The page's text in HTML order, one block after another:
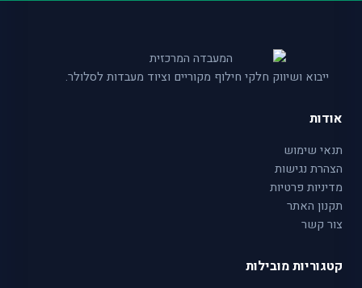
ייבוא ושיווק חלקי חילוף מקוריים וציוד מעבדות לסלולר.
אודות
תנאי שימוש
הצהרת נגישות
מדיניות פרטיות
תקנון האתר
צור קשר
קטגוריות מובילות